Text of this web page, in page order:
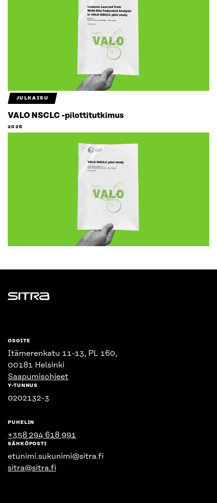
JULKAISU
VALO NSCLC -pilottitutkimus
2026
Sitra
OSOITE
Itämerenkatu 11-13, PL 160,
00181 Helsinki
Saapumisohjeet
Y-TUNNUS
0202132-3
PUHELIN
+358 294 618 991
SÄHKÖPOSTI
etunimi.sukunimi@sitra.fi
sitra@sitra.fi